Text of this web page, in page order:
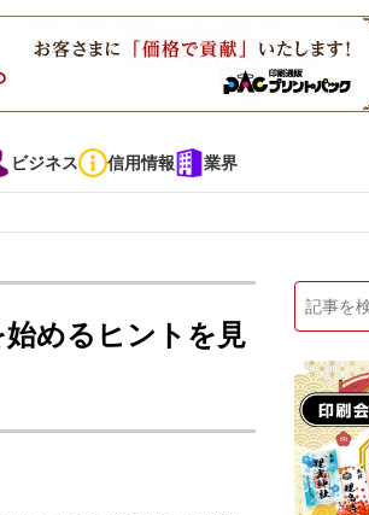
ビジネス 信用情報 業界
市場・統計
中古印刷機・製本機
始めるヒントを見